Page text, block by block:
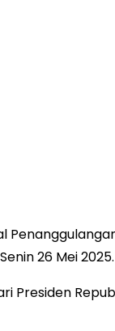
26 Mei 2025.
Presiden